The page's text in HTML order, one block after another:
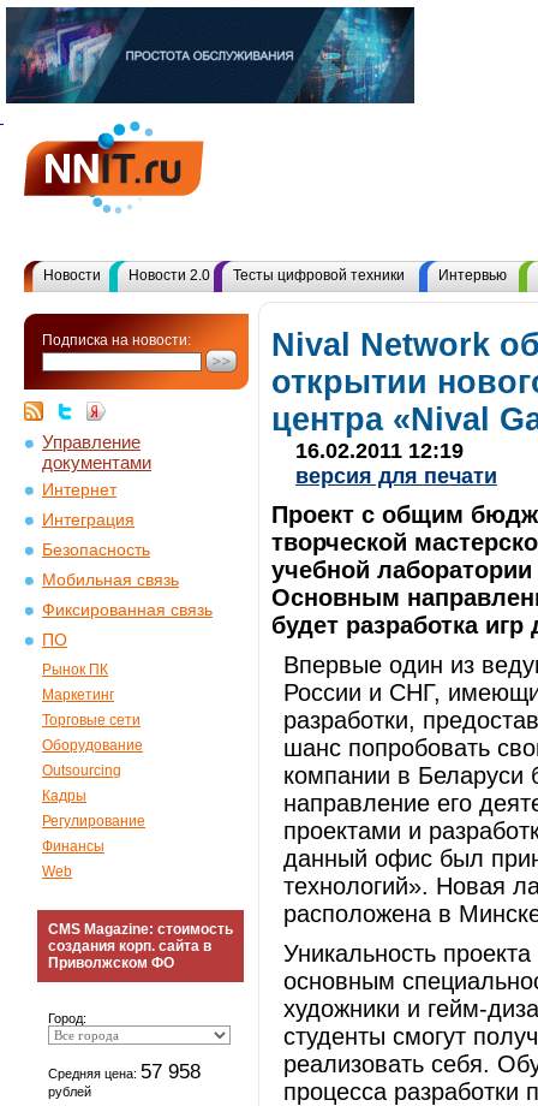
Новости Новости 2.0 Тесты цифровой техники Интервью
Подписка на новости:
Управление
документами
Интернет
Интеграция
Безопасность
Мобильная связь
Фиксированная связь
ПО
Рынок ПК
Маркетинг
Торговые сети
Оборудование
Outsourcing
Кадры
Регулирование
Финансы
Web
CMS Magazine: стоимость
создания корп. сайта в
Приволжском ФО
Город:
Средняя цена: 57 958
рублей
Nival Network
открытии
центра «Nival
16.02.2011 12:19
версия для печати
Проект с общим
творческой
учебной
Основным
будет разработка
Впервые один из
России и СНГ,
разработки,
шанс попробовать
компании в Беларуси
направление его
проектами и
данный офис был
технологий». Новая
расположена в
Уникальность
основным
художники и гейм-
студенты смогут
реализовать себя.
процесса